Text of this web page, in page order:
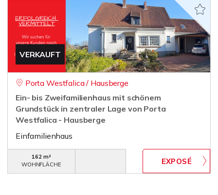
VERKAUFT
Porta Westfalica / Hausberge
Ein- bis Zweifamilienhaus mit schönem
Grundstück in zentraler Lage von Porta
Westfalica - Hausberge
Einfamilienhaus
162 m²
WOHNFLÄCHE